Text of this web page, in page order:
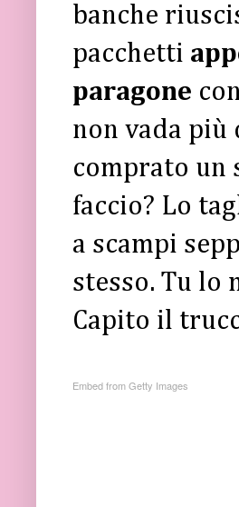
banche
pacchetti
paragone
non vada più
comprato un
faccio? Lo
a scampi
stesso. Tu lo
Capito il
Embed from Getty Images